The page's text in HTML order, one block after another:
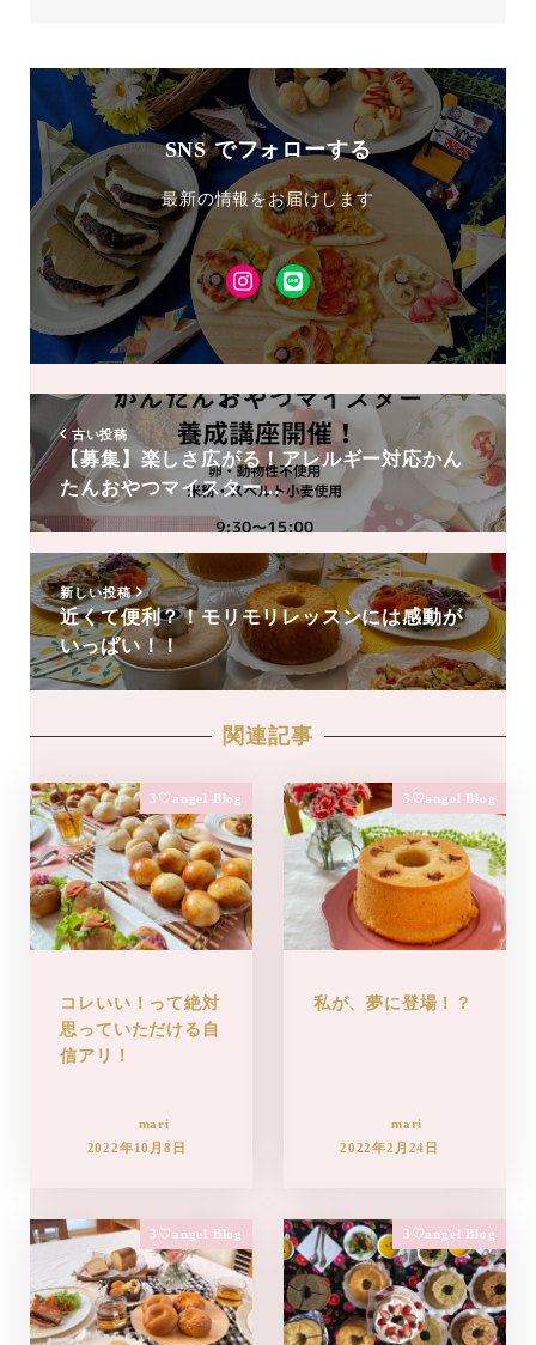
SNS でフォローする
最新の情報をお届けします
Instagram
LINE
友
達
追
加
古い投稿
【募集】楽しさ広がる！アレルギー対応かん
たんおやつマイスター…
新しい投稿
近くて便利？！モリモリレッスンには感動が
いっぱい！！
関連記事
3♡angel Blog
コレいい！って絶対
思っていただける自
信アリ！
mari
2022年10月8日
3♡angel Blog
私が、夢に登場！？
mari
2022年2月24日
3♡angel Blog 3♡angel Blog